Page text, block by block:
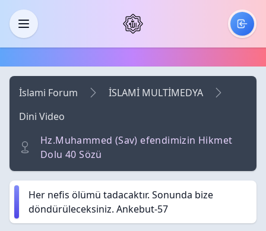
Skip to main content
Menü
İslami Forum
İSLAMİ MULTİMEDYA
Dini Video
Hz.Muhammed (Sav) efendimizin Hikmet
Dolu 40 Sözü
Her nefis ölümü tadacaktır. Sonunda bize
döndürüleceksiniz. Ankebut-57